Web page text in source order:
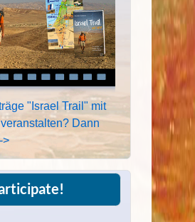
"Israel Trail" mit
Dann
>